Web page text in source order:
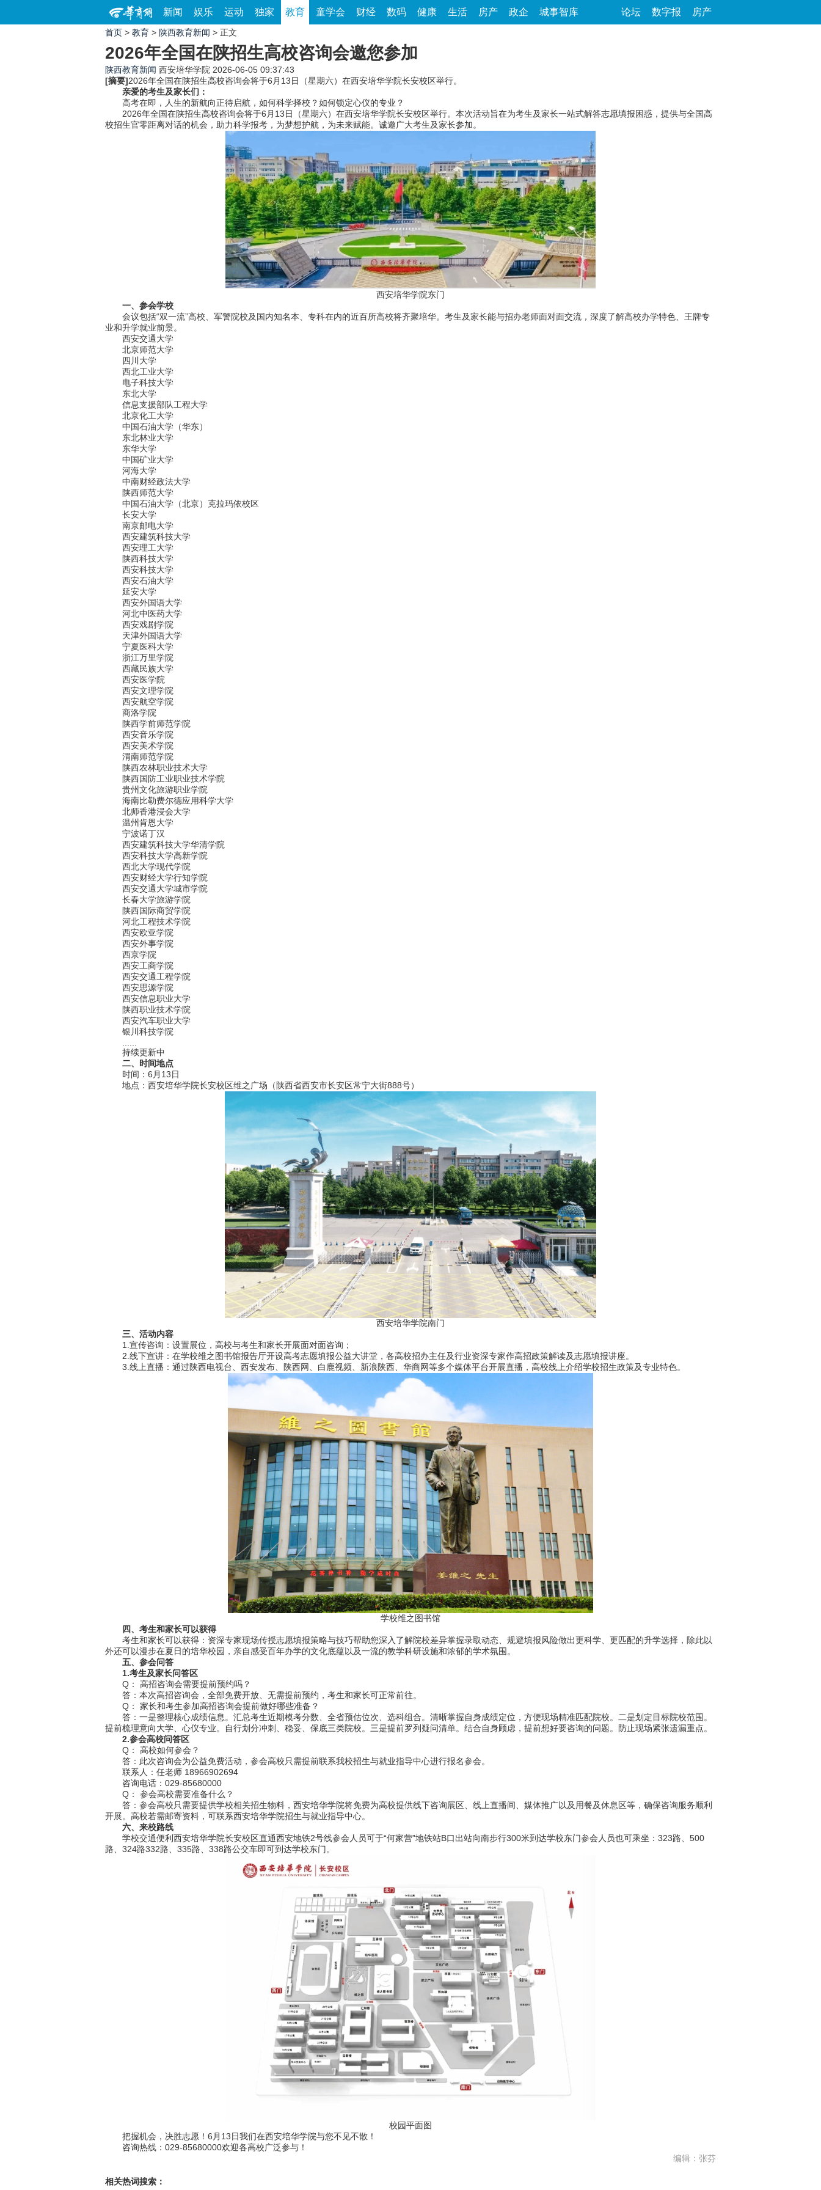
新闻 娱乐 运动 独家 教育 童学会 财经 数码 健康 生活 房产 政企 城事智库 论坛 数字报 房产
首页 > 教育 > 陕西教育新闻 > 正文
2026年全国在陕招生高校咨询会邀您参加
陕西教育新闻 西安培华学院 2026-06-05 09:37:43
[摘要]2026年全国在陕招生高校咨询会将于6月13日（星期六）在西安培华学院长安校区举行。
亲爱的考生及家长们：
高考在即，人生的新航向正待启航，如何科学择校？如何锁定心仪的专业？
2026年全国在陕招生高校咨询会将于6月13日（星期六）在西安培华学院长安校区举行。本次活动旨在为考生及家长一站式解答志愿填报困惑，提供与全国高
校招生官零距离对话的机会，助力科学报考，为梦想护航，为未来赋能。诚邀广大考生及家长参加。
西安培华学院东门
一、参会学校
会议包括“双一流”高校、军警院校及国内知名本、专科在内的近百所高校将齐聚培华。考生及家长能与招办老师面对面交流，深度了解高校办学特色、王牌专
业和升学就业前景。
西安交通大学
北京师范大学
四川大学
西北工业大学
电子科技大学
东北大学
信息支援部队工程大学
北京化工大学
中国石油大学（华东）
东北林业大学
东华大学
中国矿业大学
河海大学
中南财经政法大学
陕西师范大学
中国石油大学（北京）克拉玛依校区
长安大学
南京邮电大学
西安建筑科技大学
西安理工大学
陕西科技大学
西安科技大学
西安石油大学
延安大学
西安外国语大学
河北中医药大学
西安戏剧学院
天津外国语大学
宁夏医科大学
浙江万里学院
西藏民族大学
西安医学院
西安文理学院
西安航空学院
商洛学院
陕西学前师范学院
西安音乐学院
西安美术学院
渭南师范学院
陕西农林职业技术大学
陕西国防工业职业技术学院
贵州文化旅游职业学院
海南比勒费尔德应用科学大学
北师香港浸会大学
温州肯恩大学
宁波诺丁汉
西安建筑科技大学华清学院
西安科技大学高新学院
西北大学现代学院
西安财经大学行知学院
西安交通大学城市学院
长春大学旅游学院
陕西国际商贸学院
河北工程技术学院
西安欧亚学院
西安外事学院
西京学院
西安工商学院
西安交通工程学院
西安思源学院
西安信息职业大学
陕西职业技术学院
西安汽车职业大学
银川科技学院
持续更新中
二、时间地点
时间：6月13日
地点：西安培华学院长安校区维之广场（陕西省西安市长安区常宁大街888号）
西安培华学院南门
三、活动内容
1.宣传咨询：设置展位，高校与考生和家长开展面对面咨询；
2.线下宣讲：在学校维之图书馆报告厅开设高考志愿填报公益大讲堂，各高校招办主任及行业资深专家作高招政策解读及志愿填报讲座。
3.线上直播：通过陕西电视台、西安发布、陕西网、白鹿视频、新浪陕西、华商网等多个媒体平台开展直播，高校线上介绍学校招生政策及专业特色。
学校维之图书馆
四、考生和家长可以获得
考生和家长可以获得：资深专家现场传授志愿填报策略与技巧帮助您深入了解院校差异掌握录取动态、规避填报风险做出更科学、更匹配的升学选择，除此以
外还可以漫步在夏日的培华校园，亲自感受百年办学的文化底蕴以及一流的教学科研设施和浓郁的学术氛围。
五、参会问答
1.考生及家长问答区
Q： 高招咨询会需要提前预约吗？
答：本次高招咨询会，全部免费开放、无需提前预约，考生和家长可正常前往。
Q： 家长和考生参加高招咨询会提前做好哪些准备？
答：一是整理核心成绩信息。汇总考生近期模考分数、全省预估位次、选科组合。清晰掌握自身成绩定位，方便现场精准匹配院校。二是划定目标院校范围。
提前梳理意向大学、心仪专业。自行划分冲刺、稳妥、保底三类院校。三是提前罗列疑问清单。结合自身顾虑，提前想好要咨询的问题。防止现场紧张遗漏重点。
2.参会高校问答区
Q： 高校如何参会？
答：此次咨询会为公益免费活动，参会高校只需提前联系我校招生与就业指导中心进行报名参会。
联系人：任老师 18966902694
咨询电话：029-85680000
Q： 参会高校需要准备什么？
答：参会高校只需要提供学校相关招生物料，西安培华学院将免费为高校提供线下咨询展区、线上直播间、媒体推广以及用餐及休息区等，确保咨询服务顺利
开展。高校若需邮寄资料，可联系西安培华学院招生与就业指导中心。
六、来校路线
学校交通便利西安培华学院长安校区直通西安地铁2号线参会人员可于“何家营”地铁站B口出站向南步行300米到达学校东门参会人员也可乘坐：323路、500
路、324路332路、335路、338路公交车即可到达学校东门。
校园平面图
把握机会，决胜志愿！6月13日我们在西安培华学院与您不见不散！
咨询热线：029-85680000欢迎各高校广泛参与！
编辑：张芬
相关热词搜索：